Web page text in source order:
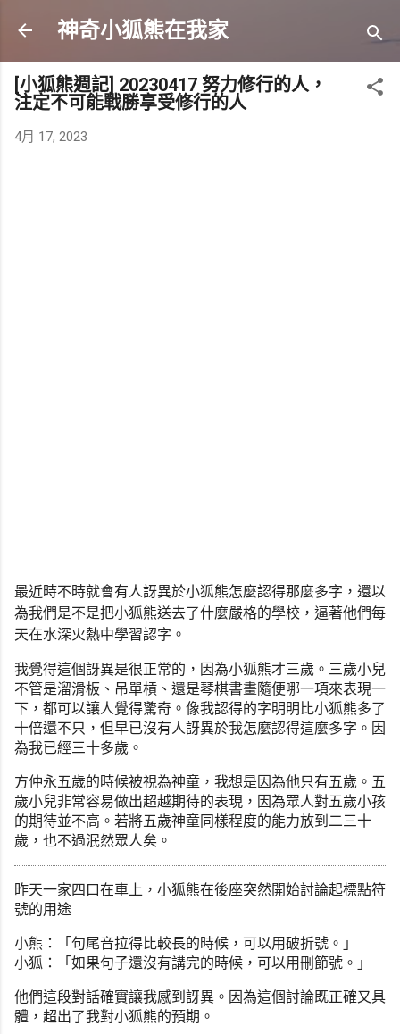
跳到主要內容
神奇小狐熊在我家
[小狐熊週記] 20230417 努力修行的人，
注定不可能戰勝享受修行的人
4月 17, 2023
最近時不時就會有人訝異於小狐熊怎麼認得那麼多字， 還以
為我們是不是把小狐熊送去了什麼嚴格的學校， 逼著他們每
天在水深火熱中學習認字。
我覺得這個訝異是很正常的，因為小狐熊才三歲。 三歲小兒
不管是溜滑板、吊單槓、 還是琴棋書畫隨便哪一項來表現一
下，都可以讓人覺得驚奇。 像我認得的字明明比小狐熊多了
十倍還不只， 但早已沒有人訝異於我怎麼認得這麼多字。因
為我已經三十多歲。
方仲永五歲的時候被視為神童，我想是因為他只有五歲。 五
歲小兒非常容易做出超越期待的表現， 因為眾人對五歲小孩
的期待並不高。 若將五歲神童同樣程度的能力放到二三十
歲，也不過泯然眾人矣。
昨天一家四口在車上，小狐熊在後座突然開始討論起標點符
號的用途
小熊：「句尾音拉得比較長的時候，可以用破折號。」
小狐：「如果句子還沒有講完的時候，可以用刪節號。」
他們這段對話確實讓我感到訝異。因為這個討論既正確又具
體， 超出了我對小狐熊的預期。